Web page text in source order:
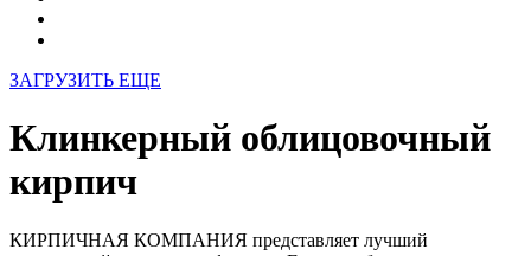
ЗАГРУЗИТЬ ЕЩЕ
Клинкерный облицовочный
кирпич
КИРПИЧНАЯ КОМПАНИЯ представляет лучший